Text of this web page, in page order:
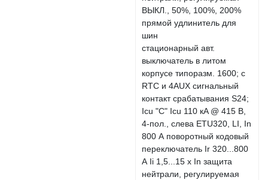
стационарный авт.
выключатель в литом
корпусе типоразм. 1600; с
RTC и 4AUX сигнальный
контакт срабатывания S24;
Icu "C" Icu 110 кA @ 415 В,
4-пол., слева ETU320, LI, In
800 А поворотный кодовый
переключатель Ir 320...800
А Ii 1,5...15 x In защита
нейтрали, регулируемая